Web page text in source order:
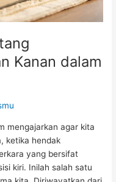
Kanan dalam
mengajarkan agar kita
ketika hendak
yang bersifat
kiri. Inilah salah satu